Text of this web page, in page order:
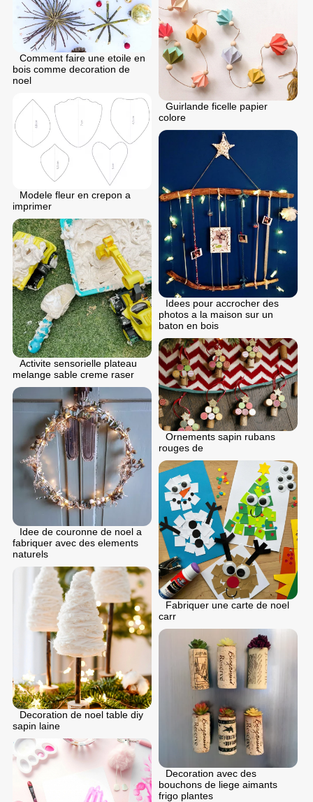
Guirlande ficelle papier
colore
Comment faire une etoile en
bois comme decoration de
noel
Modele fleur en crepon a
imprimer
Idees pour accrocher des
photos a la maison sur un
baton en bois
Activite sensorielle plateau
melange sable creme raser
Ornements sapin rubans
rouges de
Idee de couronne de noel a
fabriquer avec des elements
naturels
Fabriquer une carte de noel
carr
Decoration de noel table diy
sapin laine
Decoration avec des
bouchons de liege aimants
frigo plantes